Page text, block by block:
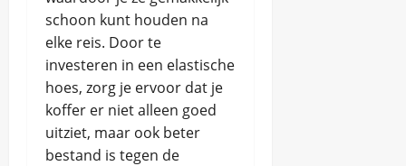
schoon kunt houden na
elke reis. Door te
investeren in een elastische
hoes, zorg je ervoor dat je
koffer er niet alleen goed
uitziet, maar ook beter
bestand is tegen de